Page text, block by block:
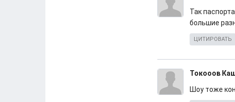
Так
большие
ЦИТИРОВАТЬ
Токооов
Шоу тоже